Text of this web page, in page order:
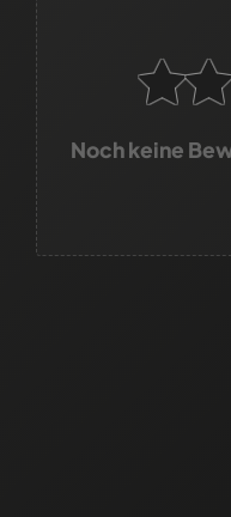
Noch keine